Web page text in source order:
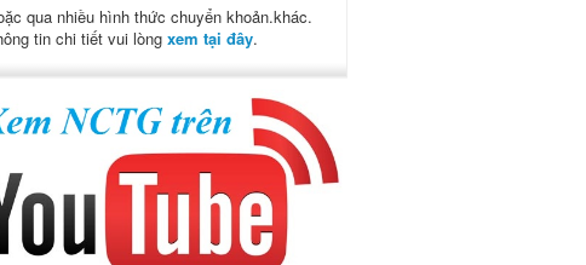
qua nhiều hình thức chuyển khoản.khác.
tin chi tiết vui lòng xem tại đây.